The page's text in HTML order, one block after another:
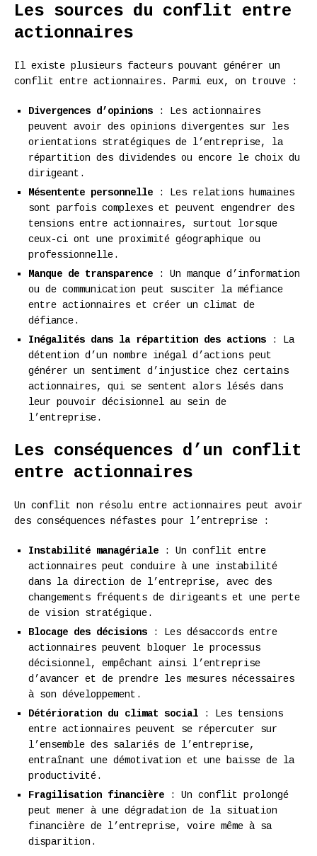
Les sources du conflit entre
actionnaires
Il existe plusieurs facteurs pouvant générer un
conflit entre actionnaires. Parmi eux, on trouve :
Divergences d’opinions : Les actionnaires
peuvent avoir des opinions divergentes sur les
orientations stratégiques de l’entreprise, la
répartition des dividendes ou encore le choix du
dirigeant.
Mésentente personnelle : Les relations humaines
sont parfois complexes et peuvent engendrer des
tensions entre actionnaires, surtout lorsque
ceux-ci ont une proximité géographique ou
professionnelle.
Manque de transparence : Un manque d’information
ou de communication peut susciter la méfiance
entre actionnaires et créer un climat de
défiance.
Inégalités dans la répartition des actions : La
détention d’un nombre inégal d’actions peut
générer un sentiment d’injustice chez certains
actionnaires, qui se sentent alors lésés dans
leur pouvoir décisionnel au sein de
l’entreprise.
Les conséquences d’un conflit
entre actionnaires
Un conflit non résolu entre actionnaires peut avoir
des conséquences néfastes pour l’entreprise :
Instabilité managériale : Un conflit entre
actionnaires peut conduire à une instabilité
dans la direction de l’entreprise, avec des
changements fréquents de dirigeants et une perte
de vision stratégique.
Blocage des décisions : Les désaccords entre
actionnaires peuvent bloquer le processus
décisionnel, empêchant ainsi l’entreprise
d’avancer et de prendre les mesures nécessaires
à son développement.
Détérioration du climat social : Les tensions
entre actionnaires peuvent se répercuter sur
l’ensemble des salariés de l’entreprise,
entraînant une démotivation et une baisse de la
productivité.
Fragilisation financière : Un conflit prolongé
peut mener à une dégradation de la situation
financière de l’entreprise, voire même à sa
disparition.